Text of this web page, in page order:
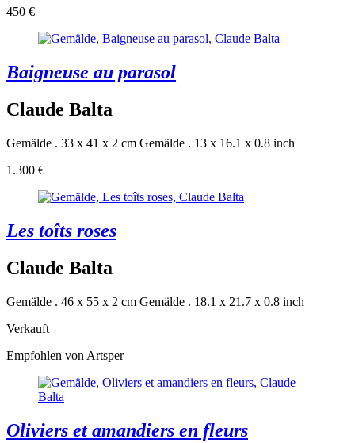
450 €
Baigneuse au parasol
Claude Balta
Gemälde . 33 x 41 x 2 cm Gemälde . 13 x 16.1 x 0.8 inch
1.300 €
Les toîts roses
Claude Balta
Gemälde . 46 x 55 x 2 cm Gemälde . 18.1 x 21.7 x 0.8 inch
Verkauft
Empfohlen von Artsper
Oliviers et amandiers en fleurs